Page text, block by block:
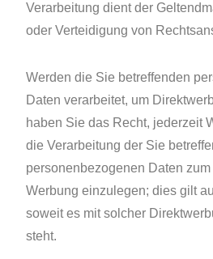
Verarbeitung dient der
oder Verteidigung von
Werden die Sie betreffenden
Daten verarbeitet, um
haben Sie das Recht, jederzeit
die Verarbeitung der Sie
personenbezogenen Daten
Werbung einzulegen; dies gilt
soweit es mit solcher
steht.